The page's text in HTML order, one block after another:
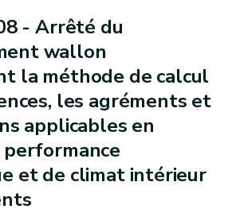
-Arrêté du
wallon
la méthode de calcul
les agréments et
applicables en
et de climat intérieur